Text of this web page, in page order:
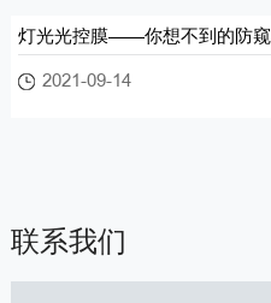
灯光光控膜——你想不到的防
2021-09-14
联系我们